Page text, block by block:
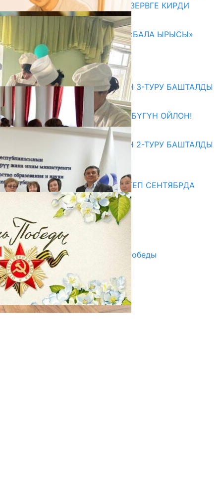
1102 ТАЛАПКЕР КАДРДЫК РЕЗЕРВГЕ КИРДИ
05.08.2026
192 МИҢГЕ ЖАКЫН БАЛАГА «БАЛА ЫРЫСЫ»
ЖӨЛӨК ПУЛУ ДАЙЫНДАЛДЫ
05.08.2026
Абитуриент
ЖОЖДОРГО КАБЫЛ АЛУУНУН 3-ТУРУ БАШТАЛДЫ
27.07.2026
ӨЗҮҢДҮН КЕЛЕЧЕГИҢ ҮЧҮН БҮГҮН ОЙЛОН!
20.07.2026
ЖОЖДОРГО КАБЫЛ АЛУУНУН 2-ТУРУ БАШТАЛДЫ
20.07.2026
Медиа
СУЗАКТА 750 ОРУНДУУ МЕКТЕП СЕНТЯБРДА
ПАЙДАЛАНУУГА БЕРИЛЕТ
07.08.2025
Улуу Жеңиштин жандуу сөзү
29.04.2025
Награды в преддверии Дня Победы
29.04.2025